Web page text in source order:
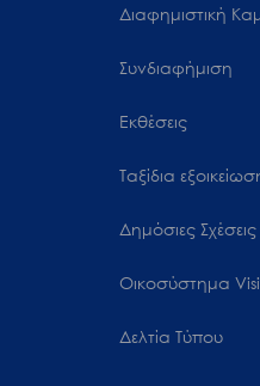
Διαφημιστική
Συνδιαφήμιση
Εκθέσεις
Ταξίδια
Δημόσιες Σχέσεις
Oικοσύστημα
Δελτία Τύπου